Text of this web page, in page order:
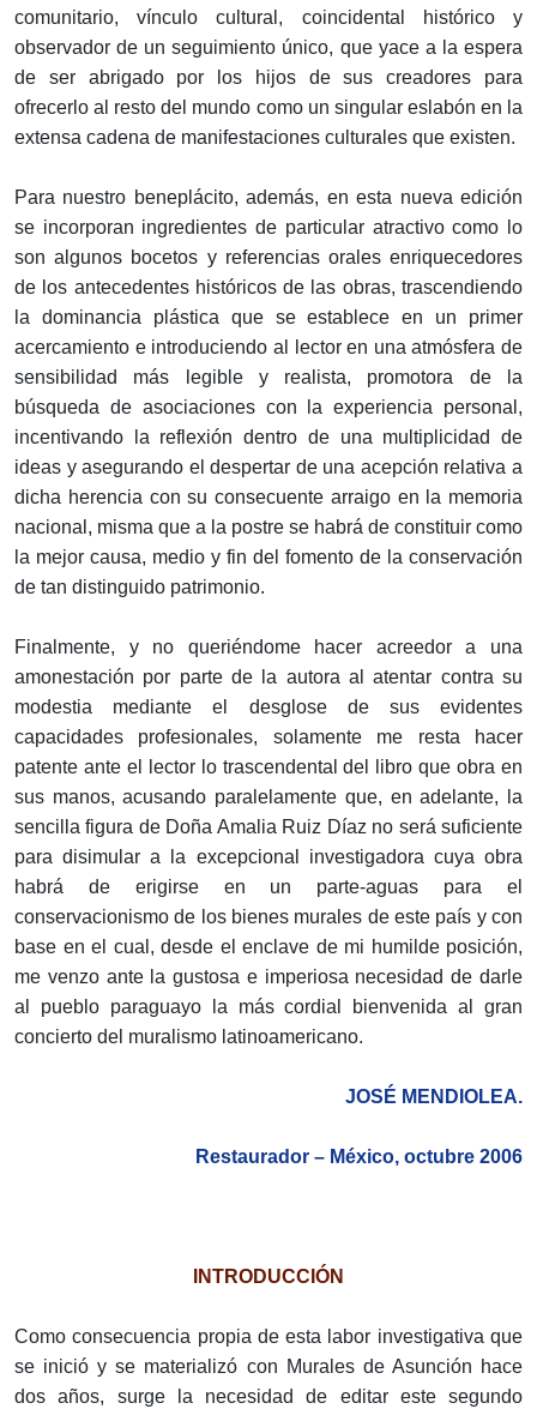
comunitario, vínculo cultural, coincidental histórico y
observador de un seguimiento único, que yace a la espera
de ser abrigado por los hijos de sus creadores para
ofrecerlo al resto del mundo como un singular eslabón en la
extensa cadena de manifestaciones culturales que existen.
Para nuestro beneplácito, además, en esta nueva edición
se incorporan ingredientes de particular atractivo como lo
son algunos bocetos y referencias orales enriquecedores
de los antecedentes históricos de las obras, trascendiendo
la dominancia plástica que se establece en un primer
acercamiento e introduciendo al lector en una atmósfera de
sensibilidad más legible y realista, promotora de la
búsqueda de asociaciones con la experiencia personal,
incentivando la reflexión dentro de una multiplicidad de
ideas y asegurando el despertar de una acepción relativa a
dicha herencia con su consecuente arraigo en la memoria
nacional, misma que a la postre se habrá de constituir como
la mejor causa, medio y fin del fomento de la conservación
de tan distinguido patrimonio.
Finalmente, y no queriéndome hacer acreedor a una
amonestación por parte de la autora al atentar contra su
modestia mediante el desglose de sus evidentes
capacidades profesionales, solamente me resta hacer
patente ante el lector lo trascendental del libro que obra en
sus manos, acusando paralelamente que, en adelante, la
sencilla figura de Doña Amalia Ruiz Díaz no será suficiente
para disimular a la excepcional investigadora cuya obra
habrá de erigirse en un parte-aguas para el
conservacionismo de los bienes murales de este país y con
base en el cual, desde el enclave de mi humilde posición,
me venzo ante la gustosa e imperiosa necesidad de darle
al pueblo paraguayo la más cordial bienvenida al gran
concierto del muralismo latinoamericano.
JOSÉ MENDIOLEA.
Restaurador – México, octubre 2006
INTRODUCCIÓN
Como consecuencia propia de esta labor investigativa que
se inició y se materializó con Murales de Asunción hace
dos años, surge la necesidad de editar este segundo